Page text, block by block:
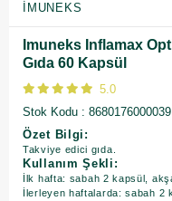
İMUNEKS
Imuneks Inflamax
Gıda 60 Kapsül
5.0
Stok Kodu
8680176000039
Özet Bilgi:
Takviye edici gıda.
Kullanım Şekli:
İlk hafta: sabah 2 kapsül,
İlerleyen haftalarda: sabah 2